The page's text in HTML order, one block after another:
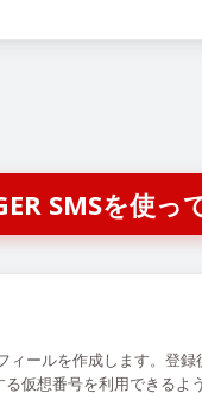
SMSを使
ィールを作成します。登録
仮想番号を利用できるよ